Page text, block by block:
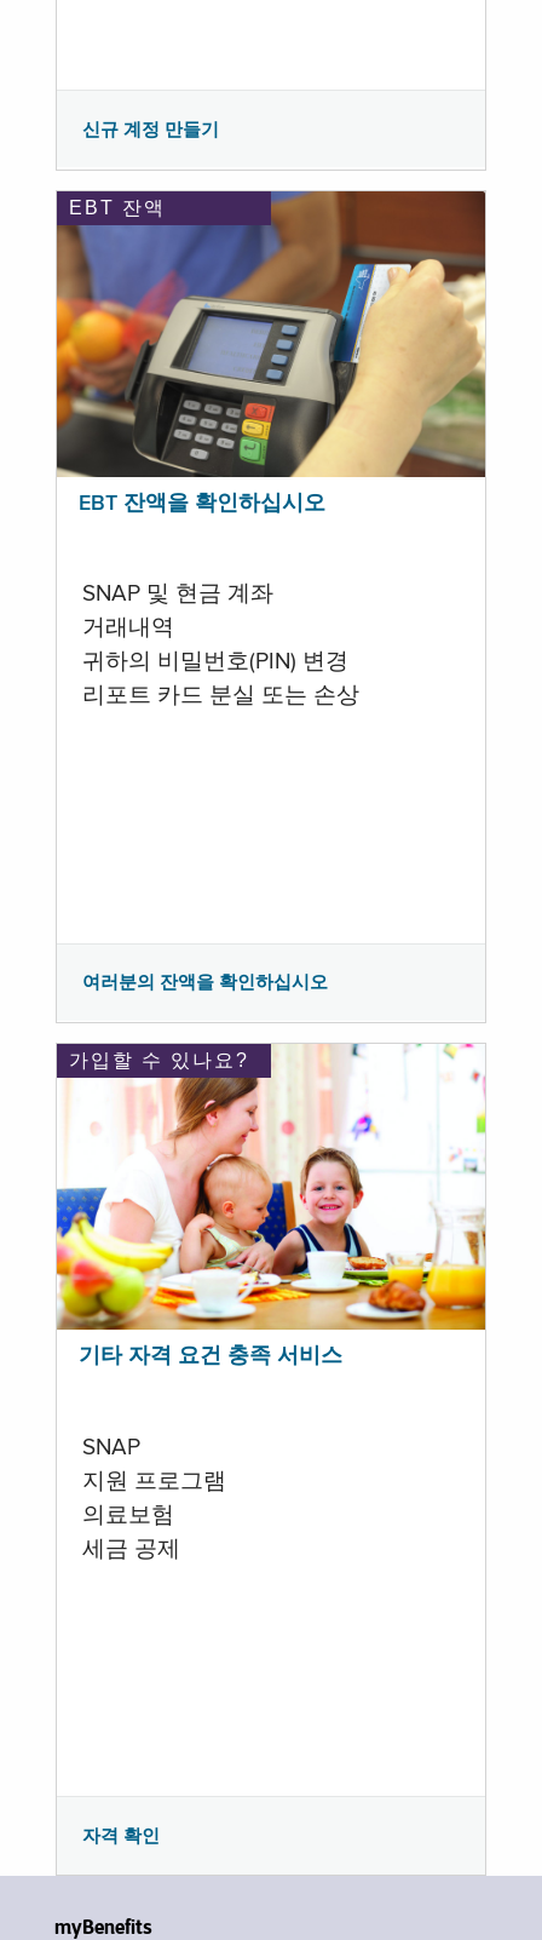
신규 계정 만들기
EBT 잔액
EBT 잔액을 확인하십시오
SNAP 및 현금 계좌
거래내역
귀하의 비밀번호(PIN) 변경
리포트 카드 분실 또는 손상
여러분의 잔액을 확인하십시오
가입할 수 있나요?
기타 자격 요건 충족 서비스
SNAP
지원 프로그램
의료보험
세금 공제
자격 확인
myBenefits